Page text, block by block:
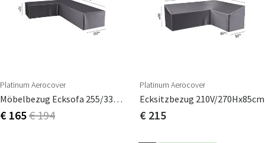
Platinum Aerocover
Möbelbezug Ecksofa 255/330X100cm
€ 165€ 194
Platinum Aerocover
Ecksitzbezug 210V/270Hx85cm
€ 215